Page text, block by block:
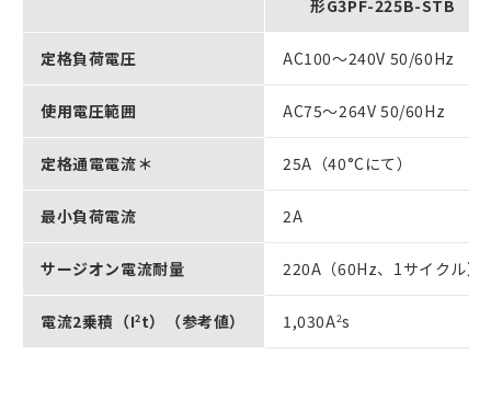
形G3PF-225B-STB
定格負荷電圧 AC100～240V 50/60Hz
使用電圧範囲 AC75～264V 50/60Hz
定格通電電流＊ 25A（40°Cにて）
最小負荷電流 2A
サージオン電流耐量 220A（60Hz、1サイクル）
電流2乗積（I2t）（参考値） 1,030A2s